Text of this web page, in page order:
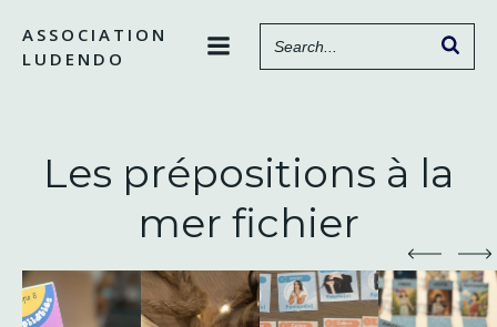
contenu
ASSOCIATION
LUDENDO
Les prépositions à la
mer fichier